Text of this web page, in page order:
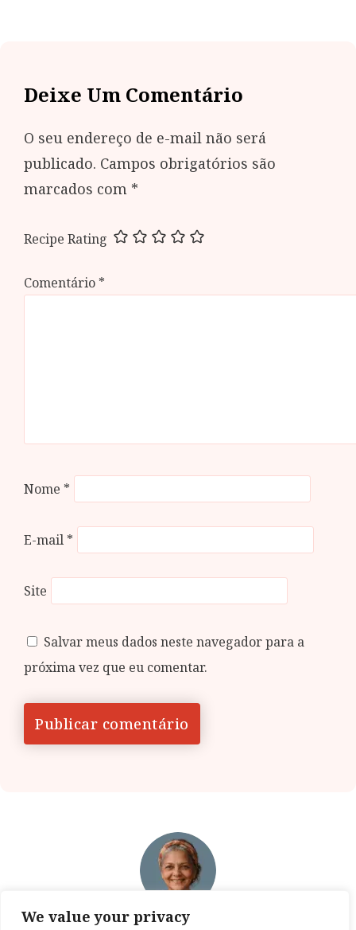
We value your privacy
Deixe Um Comentário
O seu endereço de e-mail não será
publicado. Campos obrigatórios são
marcados com *
Recipe Rating
Comentário *
Nome *
E-mail *
Site
Salvar meus dados neste navegador para a
próxima vez que eu comentar.